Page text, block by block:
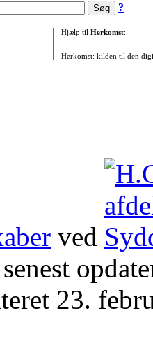
?
Hjælp til Herkomst:
Herkomst: kilden til den
ved
23.